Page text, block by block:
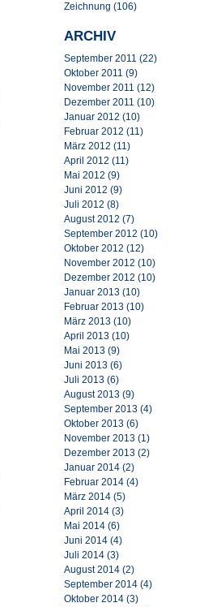
Zeichnung (106)
ARCHIV
September 2011 (22)
Oktober 2011 (9)
November 2011 (12)
Dezember 2011 (10)
Januar 2012 (10)
Februar 2012 (11)
März 2012 (11)
April 2012 (11)
Mai 2012 (9)
Juni 2012 (9)
Juli 2012 (8)
August 2012 (7)
September 2012 (10)
Oktober 2012 (12)
November 2012 (10)
Dezember 2012 (10)
Januar 2013 (10)
Februar 2013 (10)
März 2013 (10)
April 2013 (10)
Mai 2013 (9)
Juni 2013 (6)
Juli 2013 (6)
August 2013 (9)
September 2013 (4)
Oktober 2013 (6)
November 2013 (1)
Dezember 2013 (2)
Januar 2014 (2)
Februar 2014 (4)
März 2014 (5)
April 2014 (3)
Mai 2014 (6)
Juni 2014 (4)
Juli 2014 (3)
August 2014 (2)
September 2014 (4)
Oktober 2014 (3)